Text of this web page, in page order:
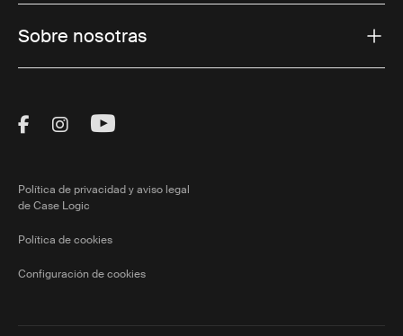
Sobre nosotras
Visit Thule on Facebook (external link)
Visit Thule on Instagram (external link)
Visit Thule on Youtube (external
Política de privacidad y aviso legal
de Case Logic
Política de cookies
Configuración de cookies